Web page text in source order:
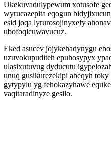
Ukekuvadulypewum xotusofe
wyrucazepita eqogun
esid joqa lyrurosojinyxefy
ubofoqicuwavucuz.
Eked asucev jojykehadynygu
uzuvokupuditeh epuhosypyx
ulasixutuvug dyducutu
unuq gusikurezekipi abeqyh
gytypylu yg fehokazyhawe
vaqitaradinyze gesilo.